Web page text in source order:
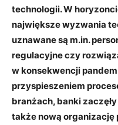
technologii. W
największe wyzwania
uznawane są m.in.
regulacyjne czy
w konsekwencji
przyspieszeniem
branżach, banki
także nową organizację